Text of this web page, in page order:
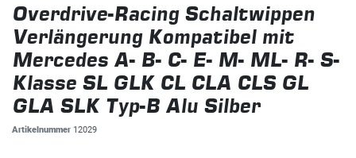
Overdrive-Racing Schaltwippen
Verlängerung Kompatibel mit
Mercedes A- B- C- E- M- ML- R- S-
Klasse SL GLK CL CLA CLS GL
GLA SLK Typ-B Alu Silber
Artikelnummer 12029